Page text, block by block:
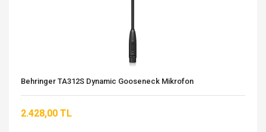
Behringer TA312S Dynamic Gooseneck Mikrofon
2.428,00 TL